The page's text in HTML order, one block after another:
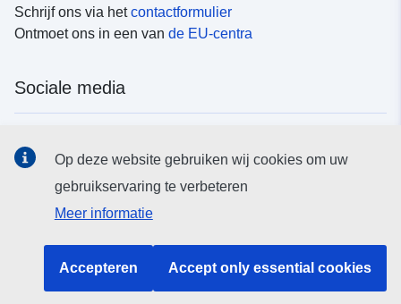
Schrijf ons via hetcontactformulier
Ontmoet ons in een van de EU-centra
Sociale media
EU-instellingen en -organen
Op deze website gebruiken wij cookies om uw
gebruikservaring te verbeteren
Meer informatie
Accepteren Accept only essential cookies